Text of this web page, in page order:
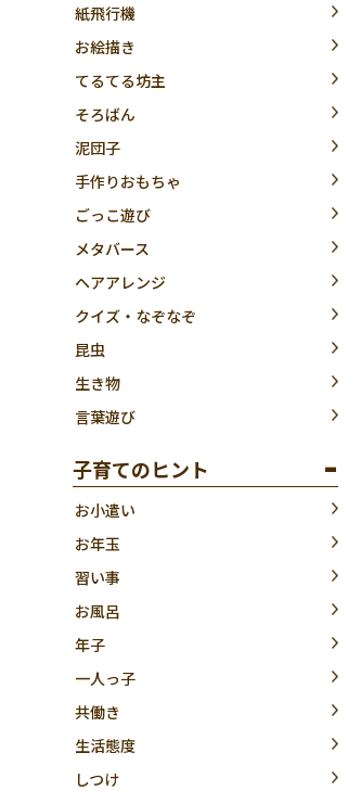
紙飛行機
お絵描き
てるてる坊主
そろばん
泥団子
手作りおもちゃ
ごっこ遊び
メタバース
ヘアアレンジ
クイズ・なぞなぞ
昆虫
生き物
言葉遊び
子育てのヒント
お小遣い
お年玉
習い事
お風呂
年子
一人っ子
共働き
生活態度
しつけ